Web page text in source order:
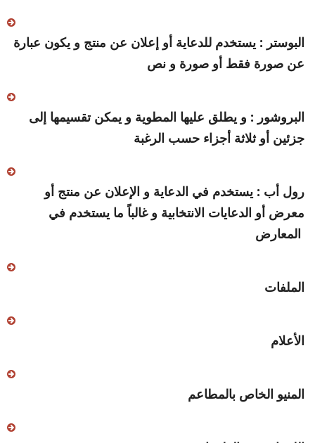
البوستر : يستخدم للدعاية أو إعلان عن منتج و يكون عبارة
عن صورة فقط أو صورة و نص
البروشور : و يطلق عليها المطوية و يمكن تقسيمها إلى
جزئين أو ثلاثة أجزاء حسب الرغبة
رول أب : يستخدم في الدعاية و الإعلان عن منتج أو
معرض أو الدعايات الانتخابية و غالباً ما يستخدم في
الملفات
الأعلام
المنيو الخاص بالمطاعم